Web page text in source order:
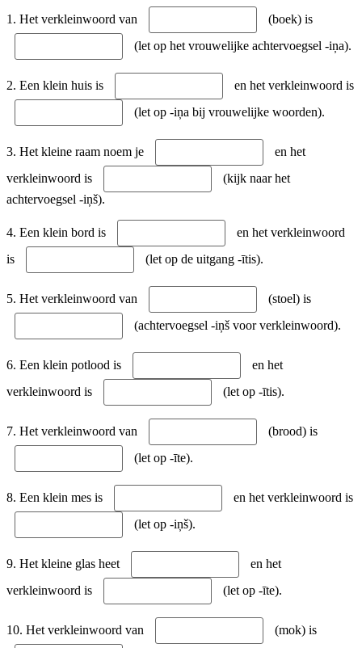
1. Het verkleinwoord van
(boek) is
(let op het vrouwelijke achtervoegsel -iņa).
2. Een klein huis is
en het verkleinwoord is
(let op -iņa bij vrouwelijke woorden).
3. Het kleine raam noem je
en het
verkleinwoord is
(kijk naar het
achtervoegsel -iņš).
4. Een klein bord is
en het verkleinwoord
is
(let op de uitgang -ītis).
5. Het verkleinwoord van
(stoel) is
(achtervoegsel -iņš voor verkleinwoord).
6. Een klein potlood is
en het
verkleinwoord is
(let op -ītis).
7. Het verkleinwoord van
(brood) is
(let op -īte).
8. Een klein mes is
en het verkleinwoord is
(let op -iņš).
9. Het kleine glas heet
en het
verkleinwoord is
(let op -īte).
10. Het verkleinwoord van
(mok) is